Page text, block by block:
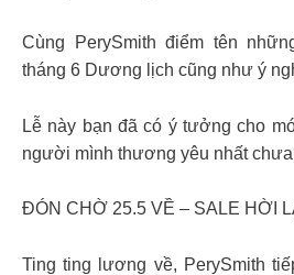
Cùng PerySmith điểm tên
tháng 6 Dương lịch cũng như ý
Lễ này bạn đã có ý tưởng cho
người mình thương yêu nhất
ĐÓN CHỜ 25.5 VỀ – SALE HỜI
Ting ting lương về, PerySmith